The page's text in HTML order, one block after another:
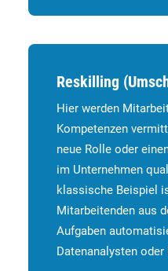
Reskilling
Hier werden
Kompetenzen
neue Rolle oder
im Unternehmen
klassische Beispiel
Mitarbeitenden aus
Aufgaben
Datenanalysten